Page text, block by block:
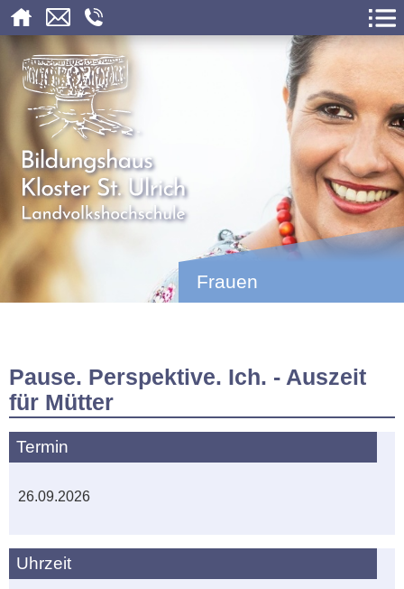
Frauen
Pause. Perspektive. Ich. - Auszeit
für Mütter
Termin
26.09.2026
Uhrzeit